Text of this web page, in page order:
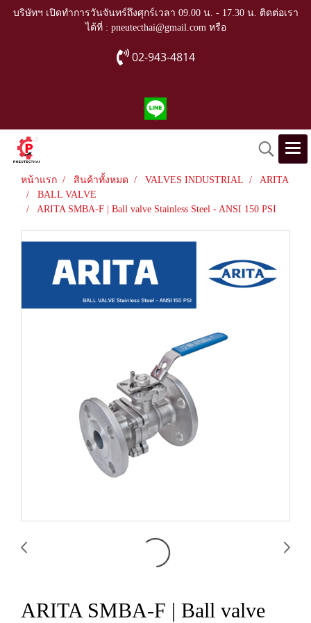
บริษัทฯ เปิดทำการวันจันทร์ถึงศุกร์เวลา 09.00 น. - 17.30 น. ติดต่อเรา
ได้ที่ : pneutecthai@gmail.com หรือ
02-943-4814
หน้าแรก สินค้าทั้งหมด VALVES INDUSTRIAL
ARITA
BALL VALVE
ARITA SMBA-F | Ball valve Stainless Steel - ANSI 150 PSI
ARITA SMBA-F | Ball valve